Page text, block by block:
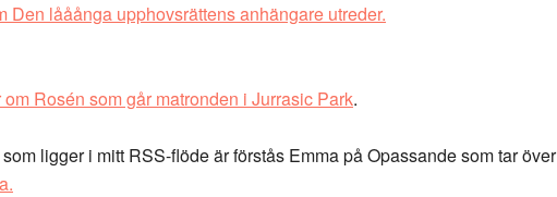
Den lååånga upphovsrättens anhängare utreder.
Rosén som går matronden i Jurrasic Park.
ligger i mitt RSS-flöde är förstås Emma på Opassande som tar över